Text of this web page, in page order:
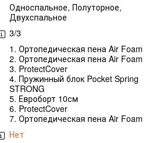
Односпальное, Полуторное,
Двухспальное
3/3
1. Ортопедическая пена Air Foam
2. Ортопедическая пена Air Foam
3. ProtectCover
4. Пружинный блок Pocket Spring
STRONG
5. Евроборт 10см
6. ProtectCover
7. Ортопедическая пена Air Foam
Нет